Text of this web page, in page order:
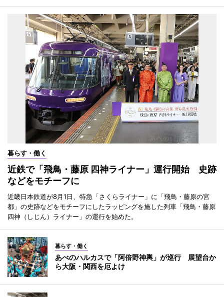
暮らす・働く
近鉄で「飛鳥・藤原 四神ライナー」運行開始 史跡
などをモチーフに
近畿日本鉄道が8月1日、特急「さくらライナー」に「飛鳥・藤原の宮
都」の史跡などをモチーフにしたラッピングを施した列車「飛鳥・藤原
四神（しじん）ライナー」の運行を始めた。
暮らす・働く
あべのハルカスで「阿倍野神輿」が巡行 展望台か
ら大阪・関西を厄よけ